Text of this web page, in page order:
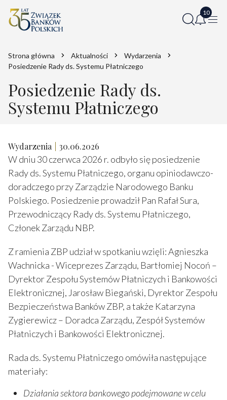
Strona główna Aktualności
Wydarzenia
Posiedzenie Rady ds. Systemu Płatniczego
Posiedzenie Rady ds.
Systemu Płatniczego
Wydarzenia 30.06.2026
W dniu 30 czerwca 2026 r. odbyło się posiedzenie
Rady ds. Systemu Płatniczego, organu opiniodawczo-
doradczego przy Zarządzie Narodowego Banku
Polskiego. Posiedzenie prowadził Pan Rafał Sura,
Przewodniczący Rady ds. Systemu Płatniczego,
Członek Zarządu NBP.
Z ramienia ZBP udział w spotkaniu wzięli: Agnieszka
Wachnicka - Wiceprezes Zarządu, Bartłomiej Nocoń –
Dyrektor Zespołu Systemów Płatniczych i Bankowości
Elektronicznej, Jarosław Biegański, Dyrektor Zespołu
Bezpieczeństwa Banków ZBP, a także Katarzyna
Zygierewicz – Doradca Zarządu, Zespół Systemów
Płatniczych i Bankowości Elektronicznej.
Rada ds. Systemu Płatniczego omówiła następujące
materiały:
Działania sektora bankowego podejmowane w celu